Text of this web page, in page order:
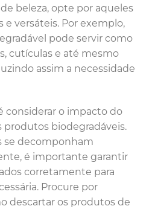
beleza, opte por aqueles
versáteis. Por exemplo,
pode servir como
cutículas e até mesmo
assim a necessidade
considerar o impacto do
biodegradáveis.
se decomponham
é importante garantir
corretamente para
Procure por
descartar os produtos de